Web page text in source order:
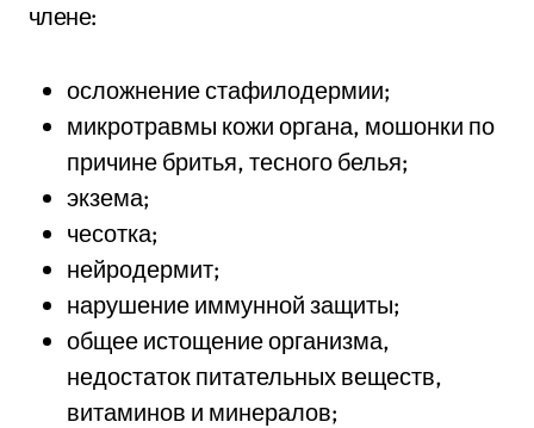
члене:
осложнение стафилодермии;
микротравмы кожи органа, мошонки по
причине бритья, тесного белья;
экзема;
чесотка;
нейродермит;
нарушение иммунной защиты;
общее истощение организма,
недостаток питательных веществ,
витаминов и минералов;